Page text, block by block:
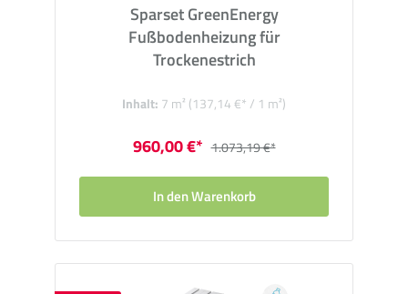
Sparset GreenEnergy
Fußbodenheizung für
Trockenestrich
Inhalt: 7 m² (137,14 €* / 1 m²)
960,00 €* 1.073,19 €*
In den Warenkorb